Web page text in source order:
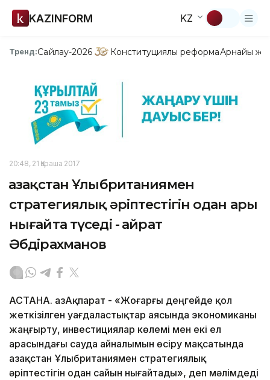
KAZINFORM KZ
Тренд:Сайлау-2026 Конституциялық реформаАрнайы
20:48, 21 Қараша 2017
Қазақстан Ұлыбританиямен
стратегиялық әріптестігін одан ары
нығайта түседі - Қайрат
Әбдірахманов
АСТАНА. ҚазАқпарат - «Жоғарғы деңгейде қол
жеткізілген уағдаластықтар аясында экономиканы
жаңғырту, инвестициялар көлемі мен екі ел
арасындағы сауда айналымын өсіру мақсатында
Қазақстан Ұлыбританиямен стратегиялық
әріптестігін одан сайын нығайтады», деп мәлімдеді